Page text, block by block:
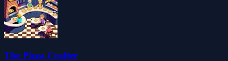
The Pizza Crafter